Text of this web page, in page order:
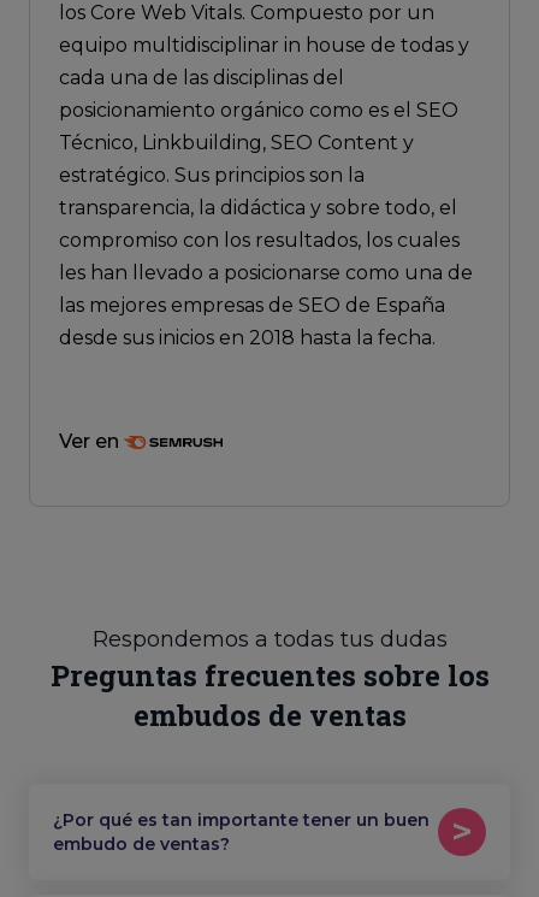
los Core Web Vitals. Compuesto por un
equipo multidisciplinar in house de todas y
cada una de las disciplinas del
posicionamiento orgánico como es el SEO
Técnico, Linkbuilding, SEO Content y
estratégico. Sus principios son la
transparencia, la didáctica y sobre todo, el
compromiso con los resultados, los cuales
les han llevado a posicionarse como una de
las mejores empresas de SEO de España
desde sus inicios en 2018 hasta la fecha.
Ver en
Respondemos a todas tus dudas
Preguntas frecuentes sobre los
embudos de ventas
¿Por qué es tan importante tener un buen
embudo de ventas?